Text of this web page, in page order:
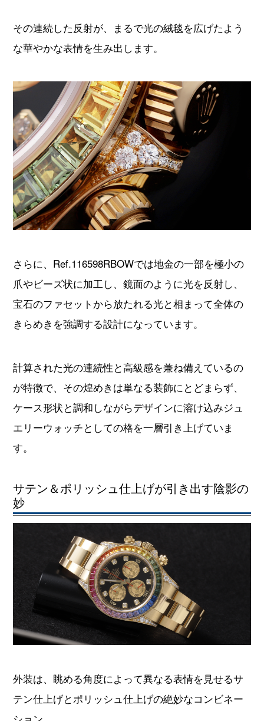
その連続した反射が、まるで光の絨毯を広げたよう
な華やかな表情を生み出します。
さらに、Ref.116598RBOWでは地金の一部を極小の
爪やビーズ状に加工し、鏡面のように光を反射し、
宝石のファセットから放たれる光と相まって全体の
きらめきを強調する設計になっています。
計算された光の連続性と高級感を兼ね備えているの
が特徴で、その煌めきは単なる装飾にとどまらず、
ケース形状と調和しながらデザインに溶け込みジュ
エリーウォッチとしての格を一層引き上げていま
す。
サテン＆ポリッシュ仕上げが引き出す陰影の
妙
外装は、眺める角度によって異なる表情を見せるサ
テン仕上げとポリッシュ仕上げの絶妙なコンビネー